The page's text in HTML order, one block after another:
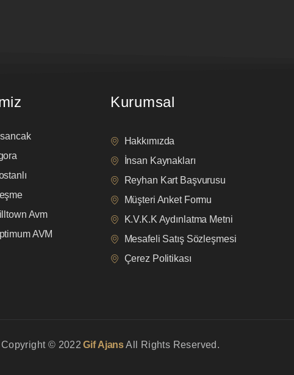
Avm
AVM
Kurumsal
Hakkımızda
İnsan Kaynakları
Reyhan Kart Başvurusu
Müşteri Anket Formu
K.V.K.K Aydınlatma Metni
Mesafeli Satış Sözleşmesi
Çerez Politikası
Copyright © 2022 Gif AjansAll Rights Reserved.